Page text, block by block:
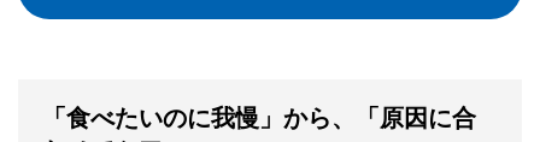
「食べたいのに我慢」から、「原因に合